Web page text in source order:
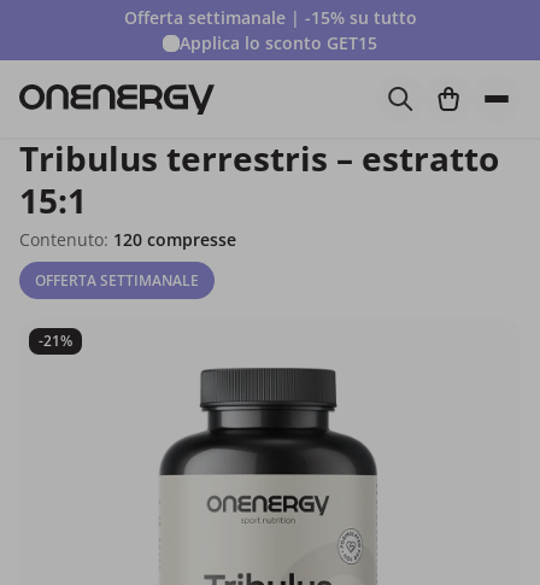
Offerta settimanale | -15% su tutto
Applica lo sconto GET15
Tribulus terrestris – estratto
15:1
Contenuto: 120 compresse
OFFERTA SETTIMANALE
-21%